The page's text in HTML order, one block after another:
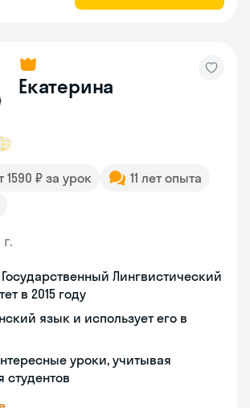
Екатерина
1590 ₽ за урок
11 лет опыта
Лингвистический
в 2015 году
язык и использует его в
уроки, учитывая
студентов